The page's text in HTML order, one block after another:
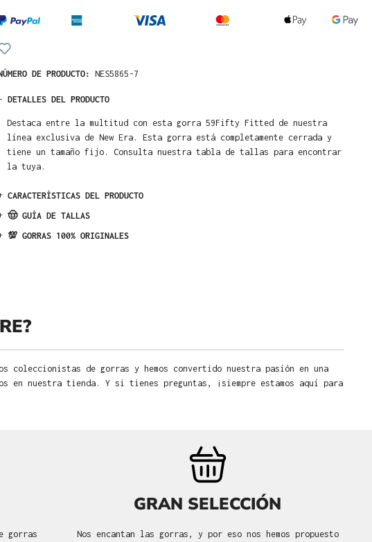
DE PRODUCTO: NES5865-7
- DETALLES DEL PRODUCTO
Destaca entre la multitud con esta gorra 59Fifty Fitted de nuestra
línea exclusiva de New Era. Esta gorra está completamente cerrada y
tiene un tamaño fijo. Consulta nuestra tabla de tallas para encontrar
la tuya.
CARACTERÍSTICAS DEL PRODUCTO
🤠 GUÍA DE TALLAS
💯 GORRAS 100% ORIGINALES
coleccionistas de gorras y hemos convertido nuestra pasión en una
en nuestra tienda. Y si tienes preguntas, ¡siempre estamos aquí para
gorras
GRAN SELECCIÓN
Nos encantan las gorras, y por eso nos hemos propuesto